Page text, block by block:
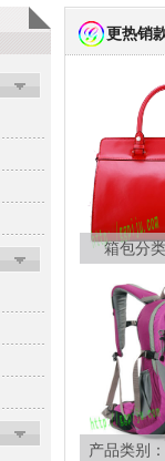
更热销
箱包分
产品类别